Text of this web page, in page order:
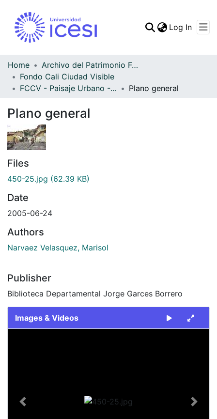
Log In
Home
Archivo del Patrimonio Fotográfico y Fílmico del Valle del Cauca
Fondo Cali Ciudad Visible
FCCV - Paisaje Urbano - Patrimonial
Plano general
Plano general
Files
450-25.jpg (62.39 KB)
Date
2005-06-24
Authors
Narvaez Velasquez, Marisol
Publisher
Biblioteca Departamental Jorge Garces Borrero
Images & Videos
Previous Next